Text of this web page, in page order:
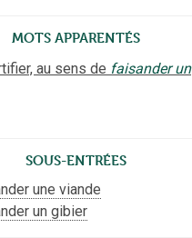
Mots apparentés
au sens de faisander un
Sous-entrées
une viande
un gibier